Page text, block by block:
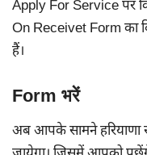
Apply For Service पर
On Receivet Form का
हैं।
Form भरें
अब आपके सामने हरियाणा